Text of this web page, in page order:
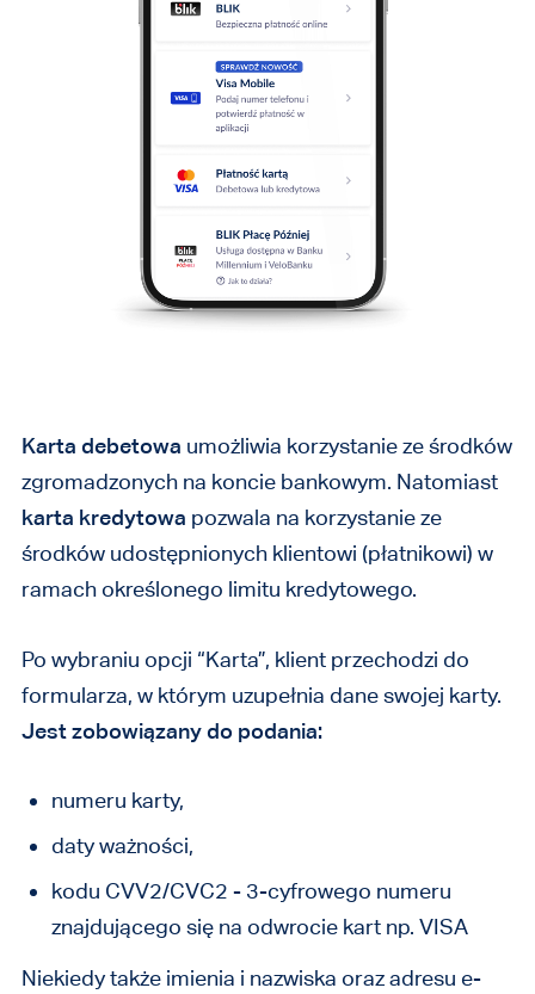
Karta debetowa umożliwia korzystanie ze środków
zgromadzonych na koncie bankowym. Natomiast
karta kredytowa pozwala na korzystanie ze
środków udostępnionych klientowi (płatnikowi) w
ramach określonego limitu kredytowego.
Po wybraniu opcji “Karta”, klient przechodzi do
formularza, w którym uzupełnia dane swojej karty.
Jest zobowiązany do podania:
numeru karty,
daty ważności,
kodu CVV2/CVC2 - 3-cyfrowego numeru
znajdującego się na odwrocie kart np. VISA
Niekiedy także imienia i nazwiska oraz adresu e-